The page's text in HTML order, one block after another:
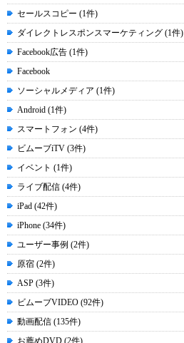
セールスコピー (1件)
ダイレクトレスポンスマーケティング (1件)
Facebook広告 (1件)
Facebook
ソーシャルメディア (1件)
Android (1件)
スマートフォン (4件)
ビムーブiTV (3件)
イベント (1件)
ライブ配信 (4件)
iPad (42件)
iPhone (34件)
ユーザー事例 (2件)
原宿 (2件)
ASP (3件)
ビムーブVIDEO (92件)
動画配信 (135件)
お薦めDVD (2件)